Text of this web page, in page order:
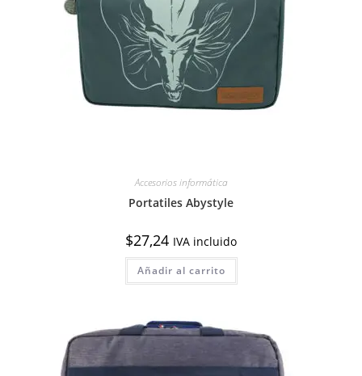
Accesorios informática
Portatiles Abystyle
$27,24 IVA incluido
Añadir al carrito